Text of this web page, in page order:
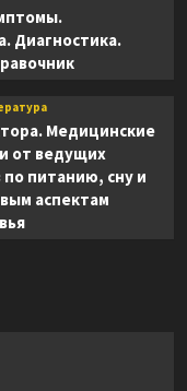
Диагностика.
Медицинские
от ведущих
по питанию, сну и
аспектам